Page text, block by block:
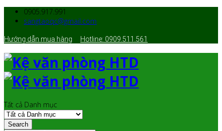
0905.917.991
sangtaoqc@gmail.com
Hướng dẫn mua hàng Hotline: 0909.511.561
Tất cả Danh mục
Search